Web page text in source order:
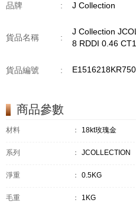
品牌 : J Collection
貨品名稱 :
J Collection
8 RDDI 0.46
貨品編號 :
商品參數
材料 ： 18kt玫瑰金
系列 ： JCOLLECTION
淨重 ： 0.5KG
毛重 ： 1KG